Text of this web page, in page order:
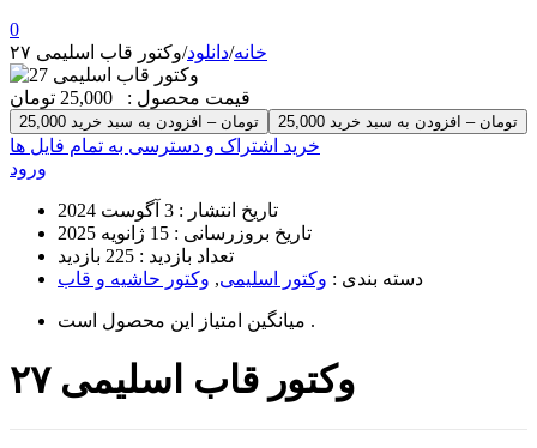
0
خانه/دانلود/وکتور قاب اسلیمی ۲۷
قیمت محصول : 25,000 تومان
25,000 تومان – افزودن به سبد خرید
خرید اشتراک و دسترسی به تمام فایل ها
ورود
تاریخ انتشار : 3 آگوست 2024
تاریخ بروزرسانی : 15 ژانویه 2025
تعداد بازدید : 225 بازدید
دسته بندی : وکتور اسلیمی, وکتور حاشیه و قاب
میانگین امتیاز این محصول است .
وکتور قاب اسلیمی ۲۷